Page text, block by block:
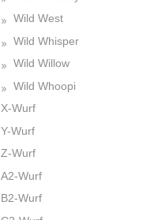
Wild West
Wild Whisper
Wild Willow
Wild Whoopi
X-Wurf
Y-Wurf
Z-Wurf
A2-Wurf
B2-Wurf